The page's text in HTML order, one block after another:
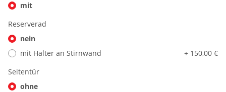
mit
Reserverad
nein
mit Halter an Stirnwand
+ 150,00 €
Seitentür
ohne